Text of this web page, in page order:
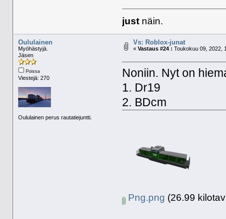
just näin.
Oululainen
Myöhästyjä.
Jäsen
Poissa
Viestejä: 270
Oululainen perus rautatiejuntti.
Vs: Roblox-junat
« Vastaus #24 : Toukokuu 09, 2022,
Noniin. Nyt on
1. Dr19
2. BDcm
Png.png (26.99